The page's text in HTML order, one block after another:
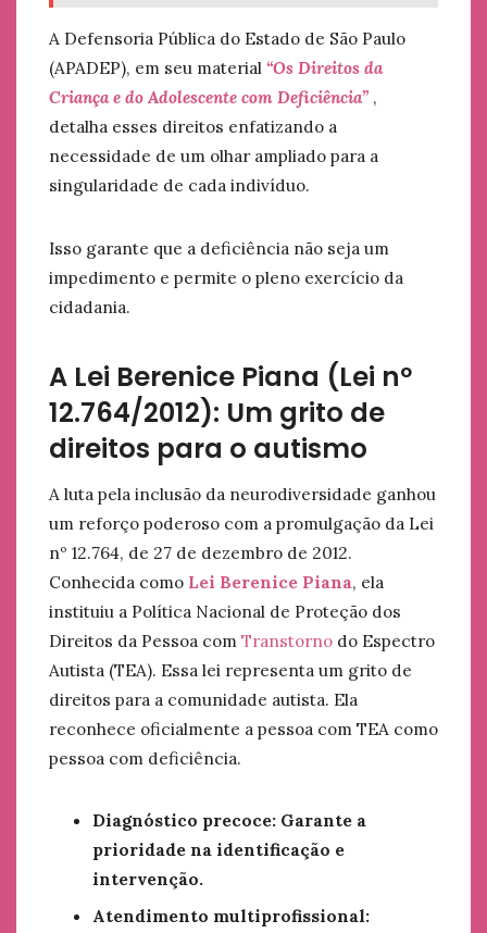
A Defensoria Pública do Estado de São Paulo
(APADEP), em seu material “Os Direitos da
Criança e do Adolescente com Deficiência” ,
detalha esses direitos enfatizando a
necessidade de um olhar ampliado para a
singularidade de cada indivíduo.
Isso garante que a deficiência não seja um
impedimento e permite o pleno exercício da
cidadania.
A Lei Berenice Piana (Lei nº
12.764/2012): Um grito de
direitos para o autismo
A luta pela inclusão da neurodiversidade ganhou
um reforço poderoso com a promulgação da Lei
nº 12.764, de 27 de dezembro de 2012.
Conhecida como Lei Berenice Piana, ela
instituiu a Política Nacional de Proteção dos
Direitos da Pessoa com Transtorno do Espectro
Autista (TEA). Essa lei representa um grito de
direitos para a comunidade autista. Ela
reconhece oficialmente a pessoa com TEA como
pessoa com deficiência.
Diagnóstico precoce: Garante a
prioridade na identificação e
intervenção.
Atendimento multiprofissional: